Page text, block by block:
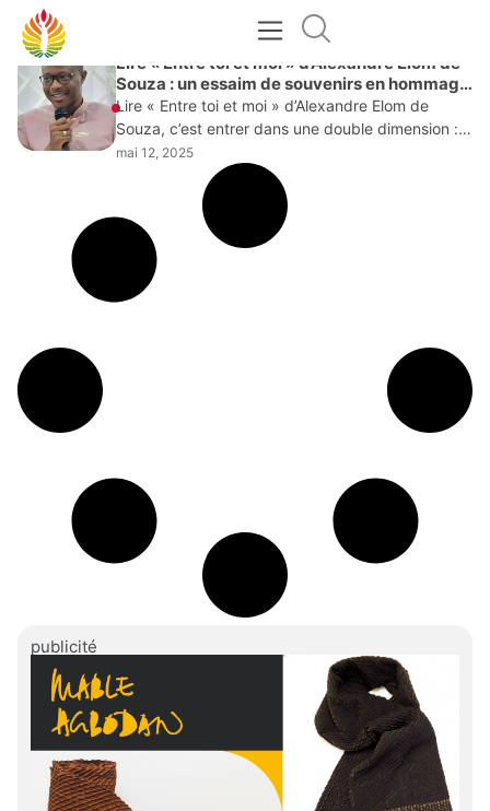
MAI 12, 2025
Lire « Entre toi et moi » d’Alexandre Elom de
Souza : un essaim de souvenirs en hommage
à la mère
Lire « Entre toi et moi » d’Alexandre Elom de
Souza, c’est entrer dans une double dimension :
celle du monde des vivants, fait de joies, de
blessures, d’accidents de
mai 12, 2025
publicité